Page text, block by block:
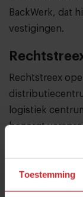
Toestemming
BackWerk, dat
vestigingen.
Rechtstreex
logistiek
bezorgt
boeren en
Rechtstreex
van de boxen